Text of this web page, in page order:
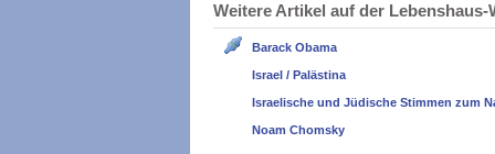
Weitere Artikel auf der
Barack Obama
Israel / Palästina
Israelische und Jüdische Stimmen zum
Noam Chomsky